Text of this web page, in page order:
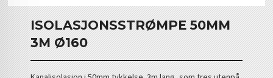
ISOLASJONSSTRØMPE 50MM
3M Ø160